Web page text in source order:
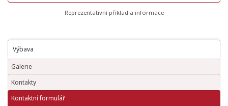
Reprezentativní příklad a informace
Výbava
Galerie
Kontakty
Kontaktní formulář